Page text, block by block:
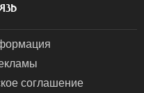
соглашение